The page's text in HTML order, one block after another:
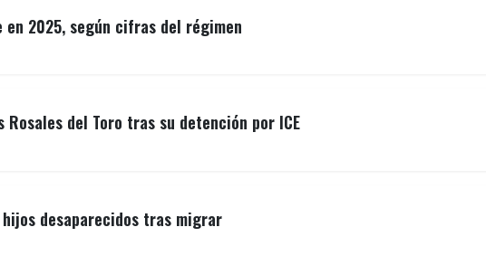
2025, según cifras del régimen
del Toro tras su detención por ICE
desaparecidos tras migrar